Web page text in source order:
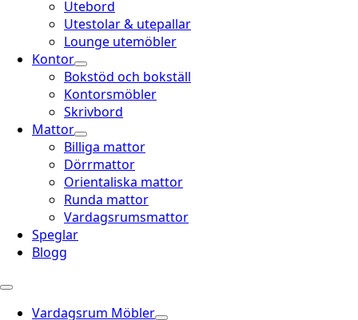
Utebord
Utestolar & utepallar
Lounge utemöbler
Kontor
Bokstöd och bokställ
Kontorsmöbler
Skrivbord
Mattor
Billiga mattor
Dörrmattor
Orientaliska mattor
Runda mattor
Vardagsrumsmattor
Speglar
Blogg
Vardagsrum Möbler